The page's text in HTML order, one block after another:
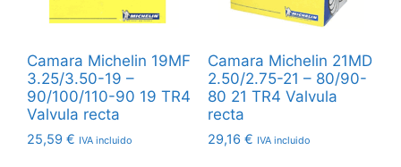
Camara Michelin 19MF
3.25/3.50-19 –
90/100/110-90 19 TR4
Valvula recta
25,59 € IVA incluido
Camara Michelin 21MD
2.50/2.75-21 – 80/90-
80 21 TR4 Valvula
recta
29,16 € IVA incluido